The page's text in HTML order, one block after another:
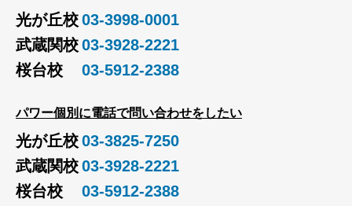
光が丘校03-3998-0001
武蔵関校03-3928-2221
桜台校
03-5912-2388
パワー個別に電話で問い合わせをしたい
光が丘校03-3825-7250
武蔵関校03-3928-2221
桜台校
03-5912-2388